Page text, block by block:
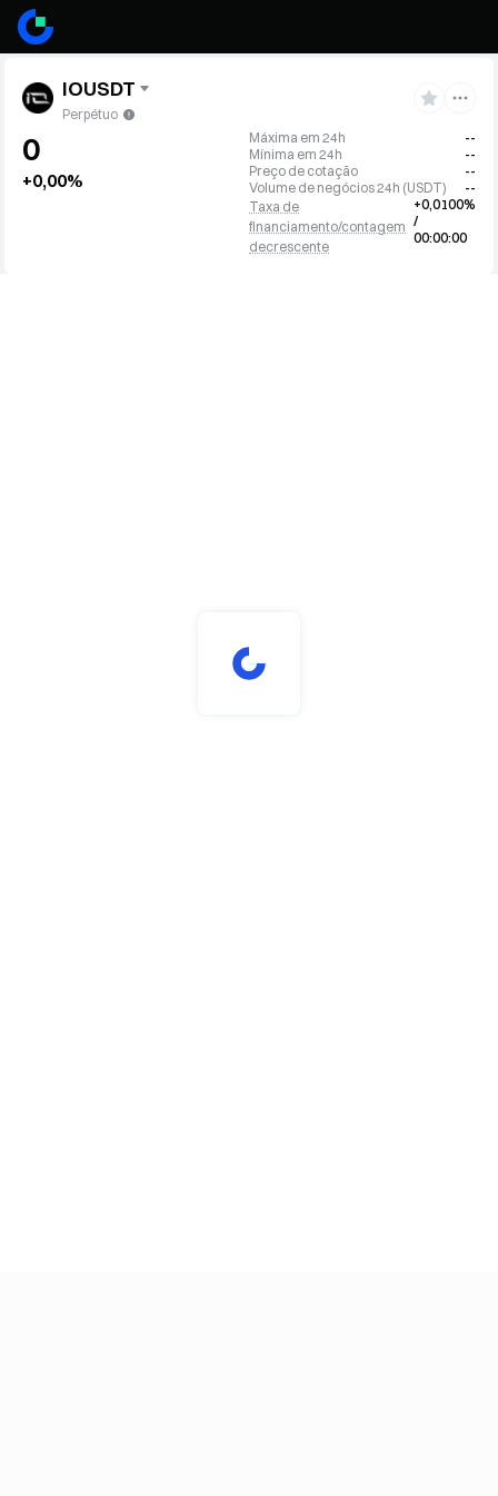
IOUSDT
Perpétuo
0
+0,00%
Máxima em 24h
--
Mínima em 24h
--
Preço de cotação
--
Volume de negócios 24h (USDT)
--
Taxa de
financiamento/contagem
decrescente
+0,0100%
/
00:00:00